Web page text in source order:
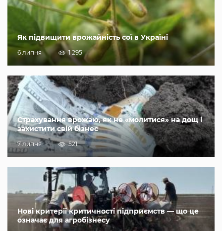
Як підвищити врожайність сої в Україні
6 липня 1 295
Страхування врожаю, як не «молитися» на дощ і
захистити свій бізнес
7 липня 521
Нові критерії критичності підприємств — що це
означає для агробізнесу